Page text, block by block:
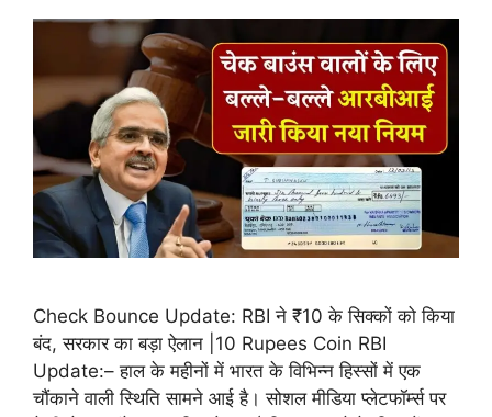
Check Bounce Update: RBI ने ₹10 के सिक्कों को किया
बंद, सरकार का बड़ा ऐलान |10 Rupees Coin RBI
Update:– हाल के महीनों में भारत के विभिन्न हिस्सों में एक
चौंकाने वाली स्थिति सामने आई है। सोशल मीडिया प्लेटफॉर्म्स पर